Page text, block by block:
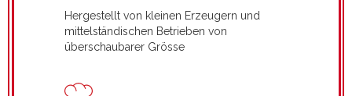
Hergestellt von kleinen Erzeugern und
mittelständischen Betrieben von
überschaubarer Grösse